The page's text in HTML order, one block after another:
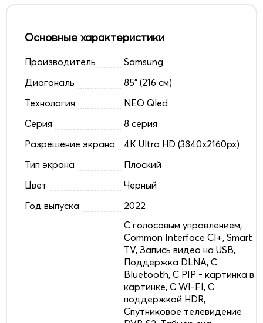
Основные характеристики
Производитель
Samsung
Диагональ
85" (216 см)
Технология
NEO Qled
Серия
8 серия
Разрешение экрана
4K Ultra HD (3840x2160px)
Тип экрана
Плоский
Цвет
Черный
Год выпуска
2022
C голосовым управлением,
Common Interface CI+, Smart
TV, Запись видео на USB,
Поддержка DLNA, С
Bluetooth, С PIP - картинка в
картинке, С WI-FI, С
поддержкой HDR,
Спутниковое телевидение